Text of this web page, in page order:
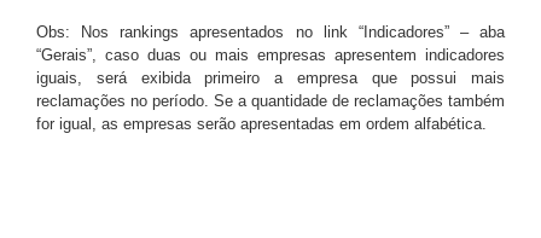
Obs: Nos rankings apresentados no link “Indicadores” – aba
“Gerais”, caso duas ou mais empresas apresentem indicadores
iguais, será exibida primeiro a empresa que possui mais
reclamações no período. Se a quantidade de reclamações também
for igual, as empresas serão apresentadas em ordem alfabética.